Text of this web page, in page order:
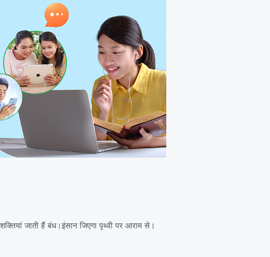
जाती हैं बंध।इंसान जिएगा पृथ्वी पर आराम से।